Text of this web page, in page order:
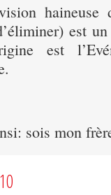
haineuse
est
est
sois mon